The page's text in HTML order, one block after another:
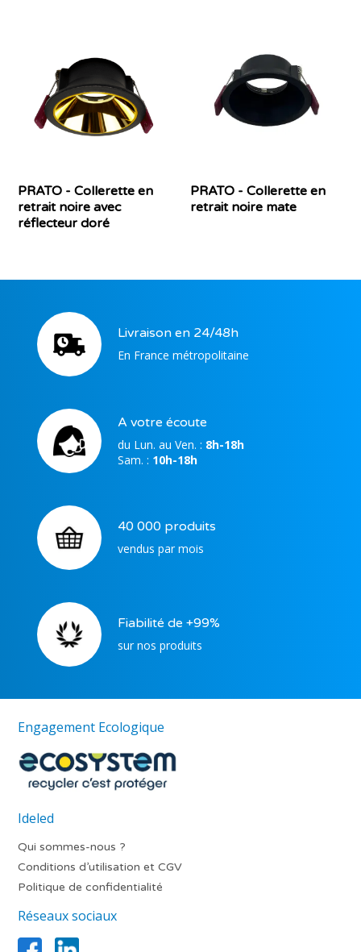
PRATO - Collerette en
retrait noire avec
réflecteur doré
PRATO - Collerette en
retrait noire mate
Livraison en 24/48h
En France métropolitaine
A votre écoute
du Lun. au Ven. : 8h-18h
Sam. : 10h-18h
40 000 produits
vendus par mois
Fiabilité de +99%
sur nos produits
Engagement Ecologique
Ideled
Qui sommes-nous ?
Conditions d’utilisation et CGV
Politique de confidentialité
Réseaux sociaux